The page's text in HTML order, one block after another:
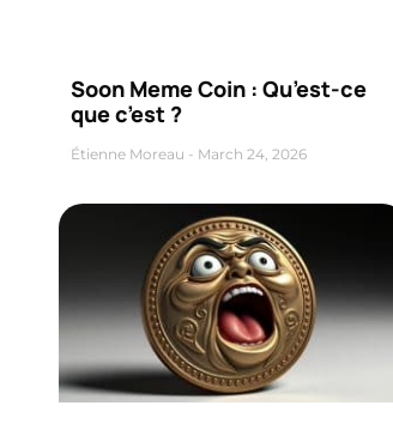
Soon Meme Coin : Qu’est-ce
que c’est ?
Étienne Moreau March 24, 2026